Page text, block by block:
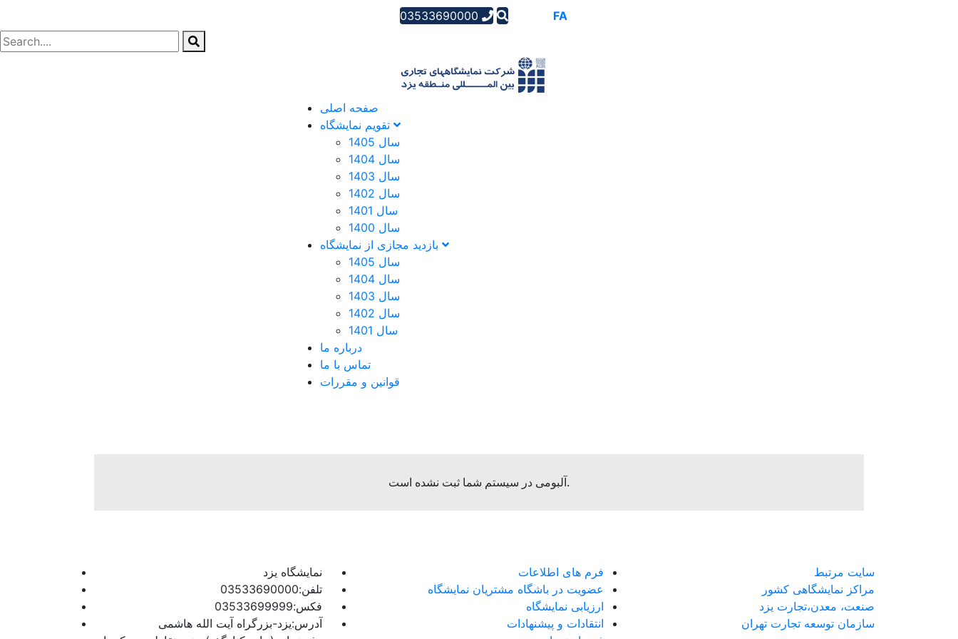
03533690000 FA
صفحه اصلی
تقویم نمایشگاه
سال 1405
سال 1404
سال 1403
سال 1402
سال 1401
سال 1400
سال 1405
سال 1404
سال 1403
سال 1402
سال 1401
درباره ما
تماس با ما
قوانین و مقررات
آلبومی در سیستم شما ثبت نشده است.
نمایشگاه یزد
تلفن:03533690000
فکس:03533699999
آدرس:یزد-بزرگراه آیت الله هاشمی
فرم های اطلاعات
عضویت در باشگاه مشتریان نمایشگاه
ارزیابی نمایشگاه
انتقادات و پیشنهادات
سایت مرتبط
مراکز نمایشگاهی کشور
صنعت، معدن،تجارت یزد
سازمان توسعه تجارت تهران